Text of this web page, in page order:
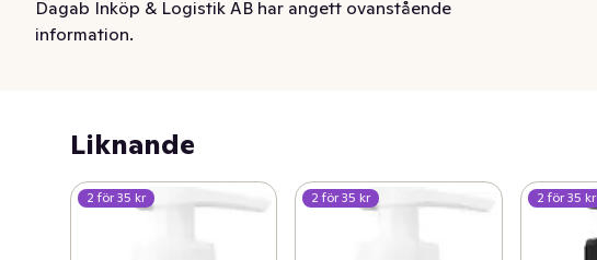
Dagab Inköp & Logistik AB har angett ovanstående
information.
Liknande
2 för 35 kr 2 för 35 kr 2 för 35 kr